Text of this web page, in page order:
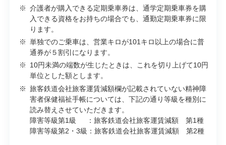
※ 介護者が購入できる定期乗車券は、通学定期乗車券を購
入できる資格をお持ちの場合でも、通勤定期乗車券に限
ります。
※ 単独でのご乗車は、営業キロが101キロ以上の場合に普
通券が５割引になります。
※
10円未満の端数が生じたときは、これを切り上げて10円
単位とした額とします。
※ 旅客鉄道会社旅客運賃減額欄が記載されていない精神障
害者保健福祉手帳については、下記の通り等級を種別に
読み替えさせていただきます。
障害等級第1級 ：旅客鉄道会社旅客運賃減額 第1種
障害等級第2・3級：旅客鉄道会社旅客運賃減額 第2種